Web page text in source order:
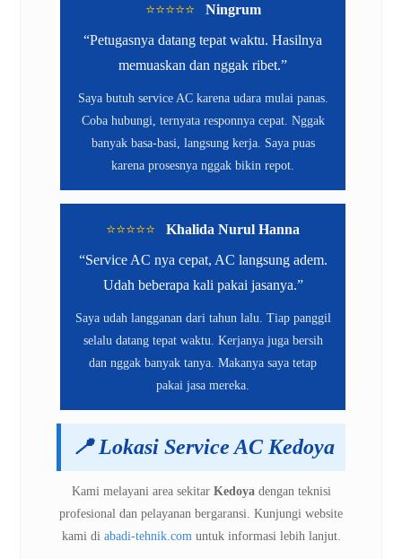
⭐️⭐️⭐️⭐️⭐️
Ningrum
“Petugasnya datang tepat waktu. Hasilnya
memuaskan dan nggak ribet.”
Saya butuh service AC karena udara mulai panas.
Coba hubungi, ternyata responnya cepat. Nggak
banyak basa-basi, langsung kerja. Saya puas
karena prosesnya nggak bikin repot.
⭐️⭐️⭐️⭐️⭐️
Khalida Nurul Hanna
“Service AC nya cepat, AC langsung adem.
Udah beberapa kali pakai jasanya.”
Saya udah langganan dari tahun lalu. Tiap panggil
selalu datang tepat waktu. Kerjanya juga bersih
dan nggak banyak tanya. Makanya saya tetap
pakai jasa mereka.
📍 Lokasi Service AC Kedoya
Kami melayani area sekitar Kedoya dengan teknisi
profesional dan pelayanan bergaransi. Kunjungi website
kami di abadi-tehnik.comuntuk informasi lebih lanjut.